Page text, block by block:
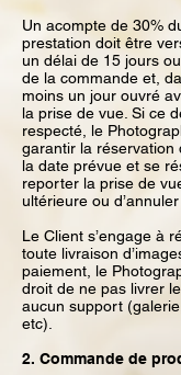
Un acompte de 30%
prestation doit être
un délai de 15 jours
de la commande et,
moins un jour ouvré
la prise de vue. Si ce
respecté, le
garantir la réservation
la date prévue et se
reporter la prise de
ultérieure ou
Le Client s’engage à
toute livraison
paiement, le
droit de ne pas livrer
aucun support
etc).
2. Commande de